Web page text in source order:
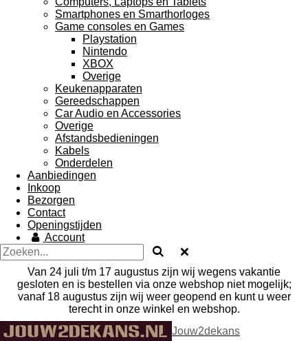
Smartphones en Smarthorloges
Game consoles en Games
Playstation
Nintendo
XBOX
Overige
Keukenapparaten
Gereedschappen
Car Audio en Accessories
Overige
Afstandsbedieningen
Kabels
Onderdelen
Aanbiedingen
Inkoop
Bezorgen
Contact
Openingstijden
Account
Van 24 juli t/m 17 augustus zijn wij wegens vakantie
gesloten en is bestellen via onze webshop niet mogelijk;
vanaf 18 augustus zijn wij weer geopend en kunt u weer
terecht in onze winkel en webshop.
Jouw2dekans